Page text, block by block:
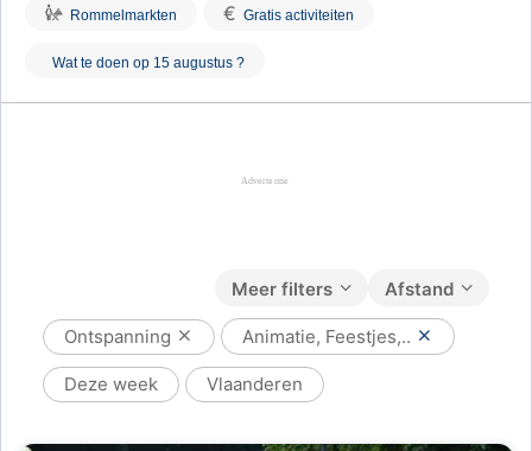
Rommelmarkten € Gratis activiteiten
Wat te doen op 15 augustus ?
Afstand
Meer filters
Ontspanning Animatie, Feestjes,..
Deze week Vlaanderen